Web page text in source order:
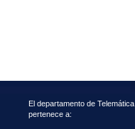
El departamento de Telemática
pertenece a: